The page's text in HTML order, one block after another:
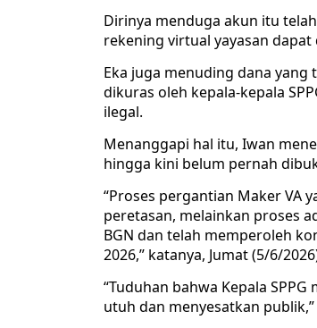
Dirinya menduga akun itu
rekening virtual yayasan
Eka juga menuding dana
dikuras oleh kepala-kepala
ilegal.
Menanggapi hal itu, Iwan
hingga kini belum pernah
“Proses pergantian Maker VA
peretasan, melainkan proses
BGN dan telah memperoleh
2026,” katanya, Jumat (5/6/
“Tuduhan bahwa Kepala
utuh dan menyesatkan